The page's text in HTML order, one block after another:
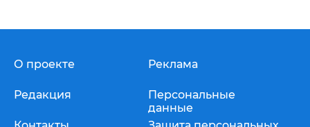
О проекте
Редакция
Реклама
Персональные
данные